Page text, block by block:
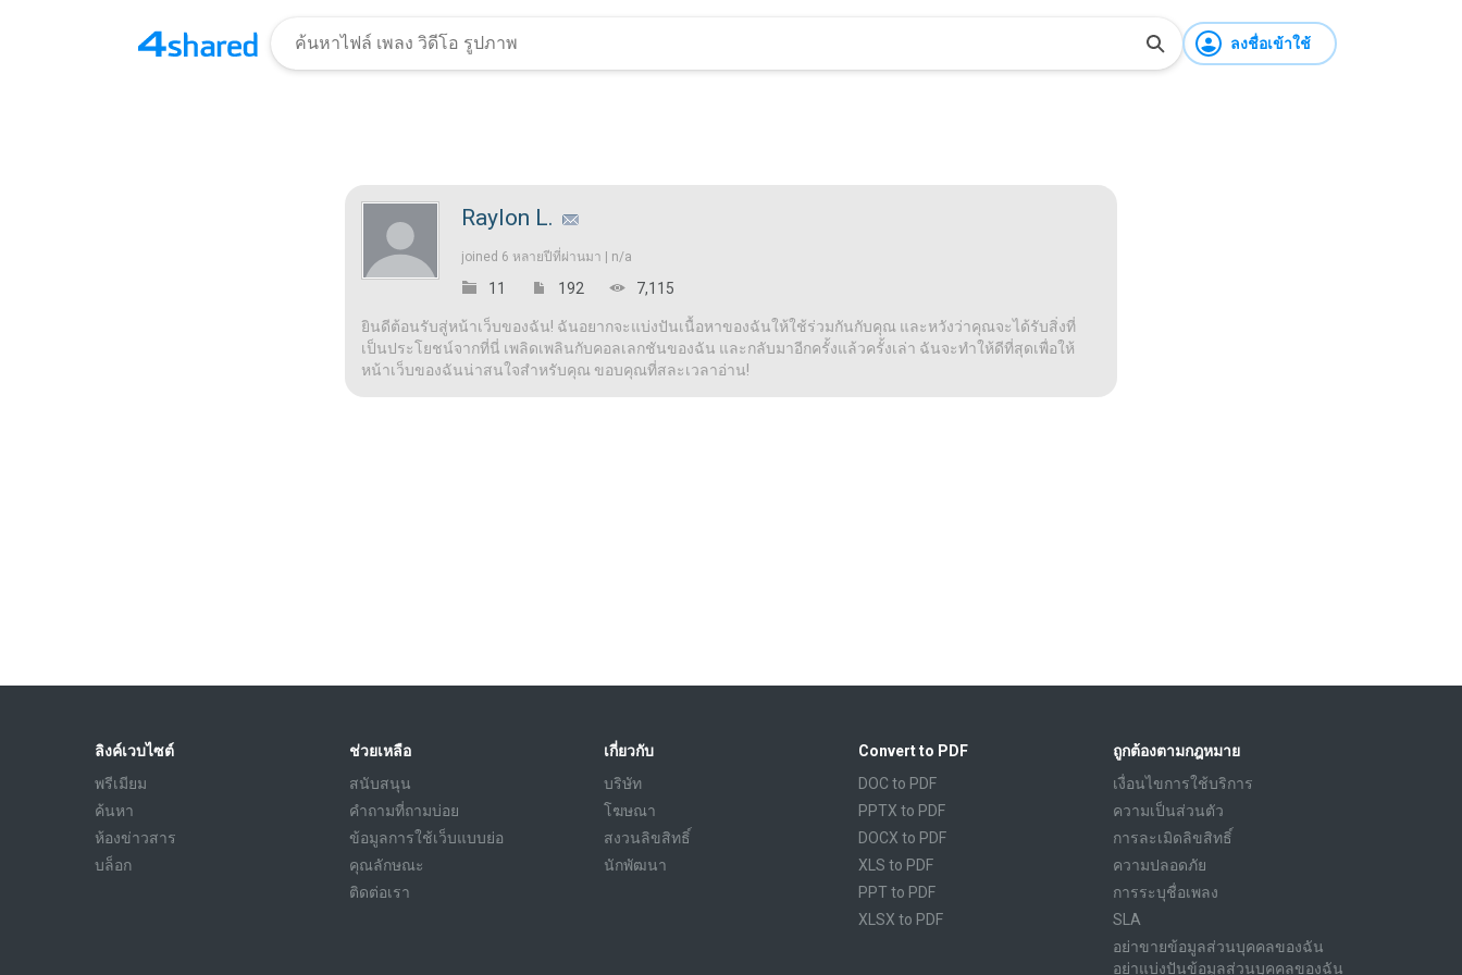
ลงชื่อเข้าใช้
Raylon L.
joined 6 หลายปีที่ผ่านมา | n/a
11 192 7,115
ยินดีต้อนรับสู่หน้าเว็บของฉัน! ฉันอยากจะแบ่งปันเนื้อหาของฉันให้ใช้ร่วมกันกับคุณ และหวังว่าคุณจะได้รับสิ่งที่
เป็นประโยชน์จากที่นี่ เพลิดเพลินกับคอลเลกชันของฉัน และกลับมาอีกครั้งแล้วครั้งเล่า ฉันจะทำให้ดีที่สุดเพื่อให้
หน้าเว็บของฉันน่าสนใจสำหรับคุณ ขอบคุณที่สละเวลาอ่าน!
ลิงค์เวบไซต์
พรีเมียม
ค้นหา
ห้องข่าวสาร
บล็อก
ช่วยเหลือ
สนับสนุน
คำถามที่ถามบ่อย
ข้อมูลการใช้เว็บแบบย่อ
คุณลักษณะ
ติดต่อเรา
เกี่ยวกับ
บริษัท
โฆษณา
สงวนลิขสิทธิ์
นักพัฒนา
Convert to PDF
DOC to PDF
PPTX to PDF
DOCX to PDF
XLS to PDF
PPT to PDF
XLSX to PDF
ถูกต้องตามกฎหมาย
เงื่อนไขการใช้บริการ
ความเป็นส่วนตัว
การละเมิดลิขสิทธิ์
ความปลอดภัย
การระบุชื่อเพลง
SLA
อย่าขายข้อมูลส่วนบุคคลของฉัน
อย่าแบ่งปันข้อมูลส่วนบุคคลของฉัน